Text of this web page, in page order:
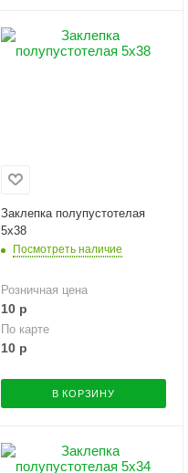
Заклепка полупустотелая
5х38
Посмотреть наличие
Розничная цена
10р
По карте
10р
В КОРЗИНУ